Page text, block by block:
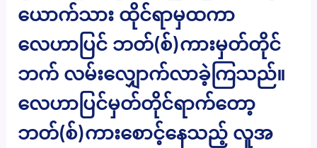
ယောက်သား ထိုင်ရာမှထကာ
လေဟာပြင် ဘတ်(စ်)ကားမှတ်တိုင်
ဘက် လမ်းလျှောက်လာခဲ့ကြသည်။
လေဟာပြင်မှတ်တိုင်ရာက်တော့
ဘတ်(စ်)ကားစောင့်နေသည့် လူအ